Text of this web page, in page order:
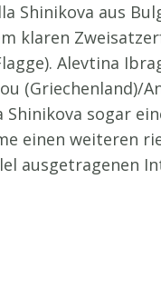
Shinikova aus
klaren
Alevtina
(Griechenland)/
sogar
einen weiteren
ausgetragenen